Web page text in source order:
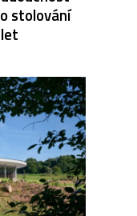
stolování